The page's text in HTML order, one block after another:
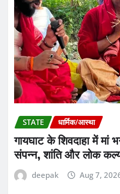
STATE धार्मिक/आस्था
गायघाट के शिवदाहा में मां
संपन्न, शांति और लोक
deepak Aug 7,